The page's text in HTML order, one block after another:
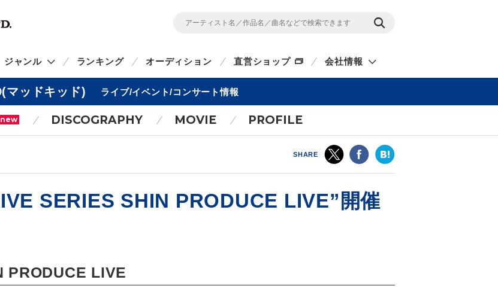
ジャンル ランキング オーディション 直営ショップ 会社情報
マッドキッド) ライブ/イベント/コンサート情報
new DISCOGRAPHY MOVIE PROFILE
SHARE
SERIES SHIN PRODUCE LIVE”開催
PRODUCE LIVE